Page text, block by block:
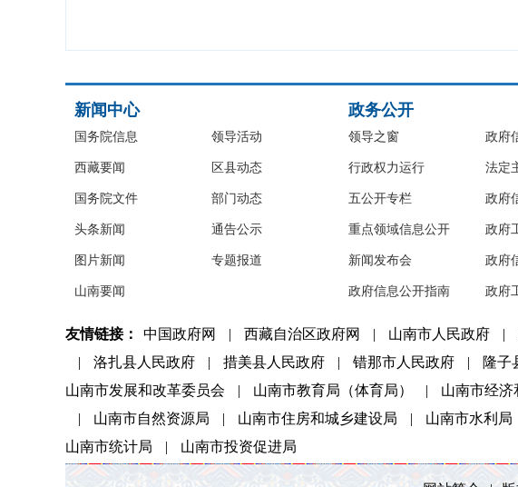
新闻中心
国务院信息
西藏要闻
国务院文件
头条新闻
图片新闻
山南要闻
领导活动
区县动态
部门动态
通告公示
专题报道
政务公开
领导之窗
行政权力运行
五公开专栏
重点领域信息公开
新闻发布会
政府信息公开指南
政府
法定
政府
政府
政府
政府
友情链接： 中国政府网 | 西藏自治区政府网 | 山南市人民政府 |
|
洛扎县人民政府 | 措美县人民政府 | 错那市人民政府 | 隆子
山南市发展和改革委员会
| 山南市教育局（体育局） | 山南市经济
|
山南市自然资源局 | 山南市住房和城乡建设局 | 山南市水利局
山南市统计局
| 山南市投资促进局